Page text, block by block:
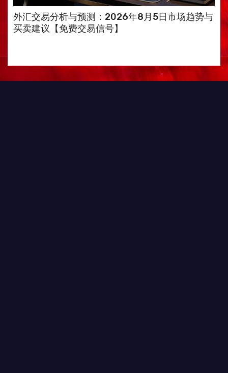
外汇交易分析与预测：2026年8月5日市场趋势与
买卖建议【免费交易信号】